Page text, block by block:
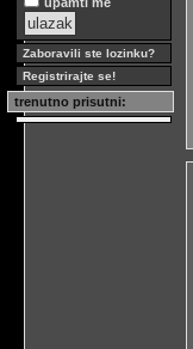
Zaboravili ste lozinku?
Registrirajte se!
trenutno prisutni: